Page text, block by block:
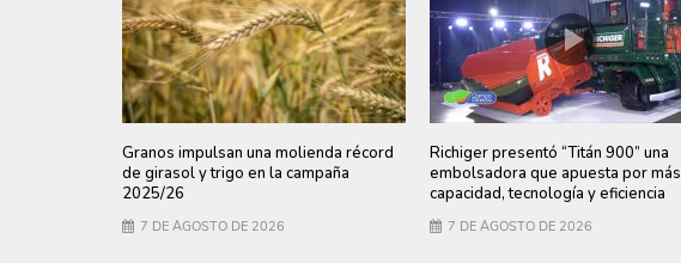
Granos impulsan una molienda récord
de girasol y trigo en la campaña
2025/26
7 DE AGOSTO DE 2026
Richiger presentó “Titán 900” una
embolsadora que apuesta por más
capacidad, tecnología y eficiencia
7 DE AGOSTO DE 2026